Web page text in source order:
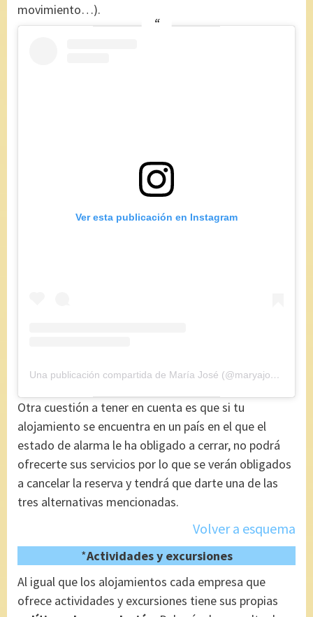
movimiento…).
Ver esta publicación en Instagram
Una publicación compartida de María José (@maryajosess)
Otra cuestión a tener en cuenta es que si tu
alojamiento se encuentra en un país en el que el
estado de alarma le ha obligado a cerrar, no podrá
ofrecerte sus servicios por lo que se verán obligados
a cancelar la reserva y tendrá que darte una de las
tres alternativas mencionadas.
Volver a esquema
*Actividades y excursiones
Al igual que los alojamientos cada empresa que
ofrece actividades y excursiones tiene sus propias